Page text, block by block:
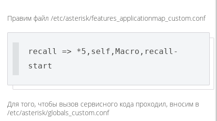
Правим файл /etc/asterisk/features_applicationmap_custom.conf
recall => *5,self,Macro,recall-
start
Для того, чтобы вызов сервисного кода проходил, вносим в
/etc/asterisk/globals_custom.conf